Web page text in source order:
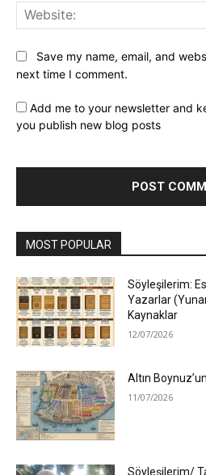
Save my name, email, and
next time I comment.
Add me to your newsletter and
you publish new blog posts
MOST POPULAR
Söyleşilerim:
Yazarlar
Kaynaklar
12/07/2026
Altın
11/07/2026
Söyleşilerim/